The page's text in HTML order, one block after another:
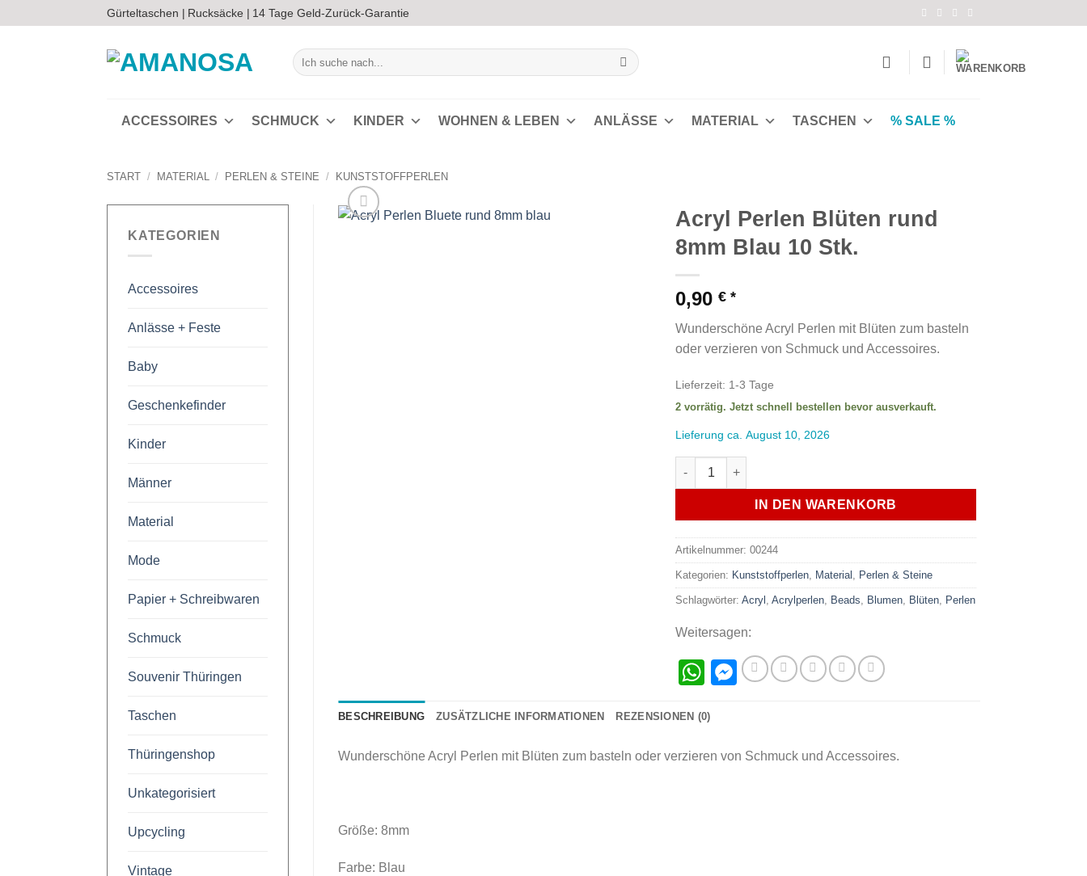
Inhalt
Gürteltaschen | Rucksäcke | 14 Tage Geld-Zurück-Garantie
Suchen
nach:
ACCESSOIRES SCHMUCK KINDER WOHNEN & LEBEN ANLÄSSE MATERIAL TASCHEN % SALE %
START / MATERIAL / PERLEN & STEINE / KUNSTSTOFFPERLEN
KATEGORIEN
Accessoires
Anlässe + Feste
Baby
Geschenkefinder
Kinder
Männer
Material
Mode
Papier + Schreibwaren
Schmuck
Souvenir Thüringen
Taschen
Thüringenshop
Unkategorisiert
Upcycling
Vintage
Acryl Perlen Blüten rund
8mm Blau 10 Stk.
0,90 €
Wunderschöne Acryl Perlen mit Blüten zum basteln
oder verzieren von Schmuck und Accessoires.
Lieferzeit: 1-3 Tage
2 vorrätig. Jetzt schnell bestellen bevor ausverkauft.
Lieferung ca. August 10, 2026
Acryl Perlen Blüten rund 8mm Blau 10 Stk. Menge
IN DEN WARENKORB
Artikelnummer: 00244
Kategorien: Kunststoffperlen Material Perlen & Steine
Schlagwörter: Acryl Acrylperlen Beads Blumen Blüten Perlen
Weitersagen:
WhatsApp
Messenger
BESCHREIBUNG ZUSÄTZLICHE INFORMATIONEN REZENSIONEN (0)
Wunderschöne Acryl Perlen mit Blüten zum basteln oder verzieren von Schmuck und Accessoires.
Größe: 8mm
Farbe: Blau